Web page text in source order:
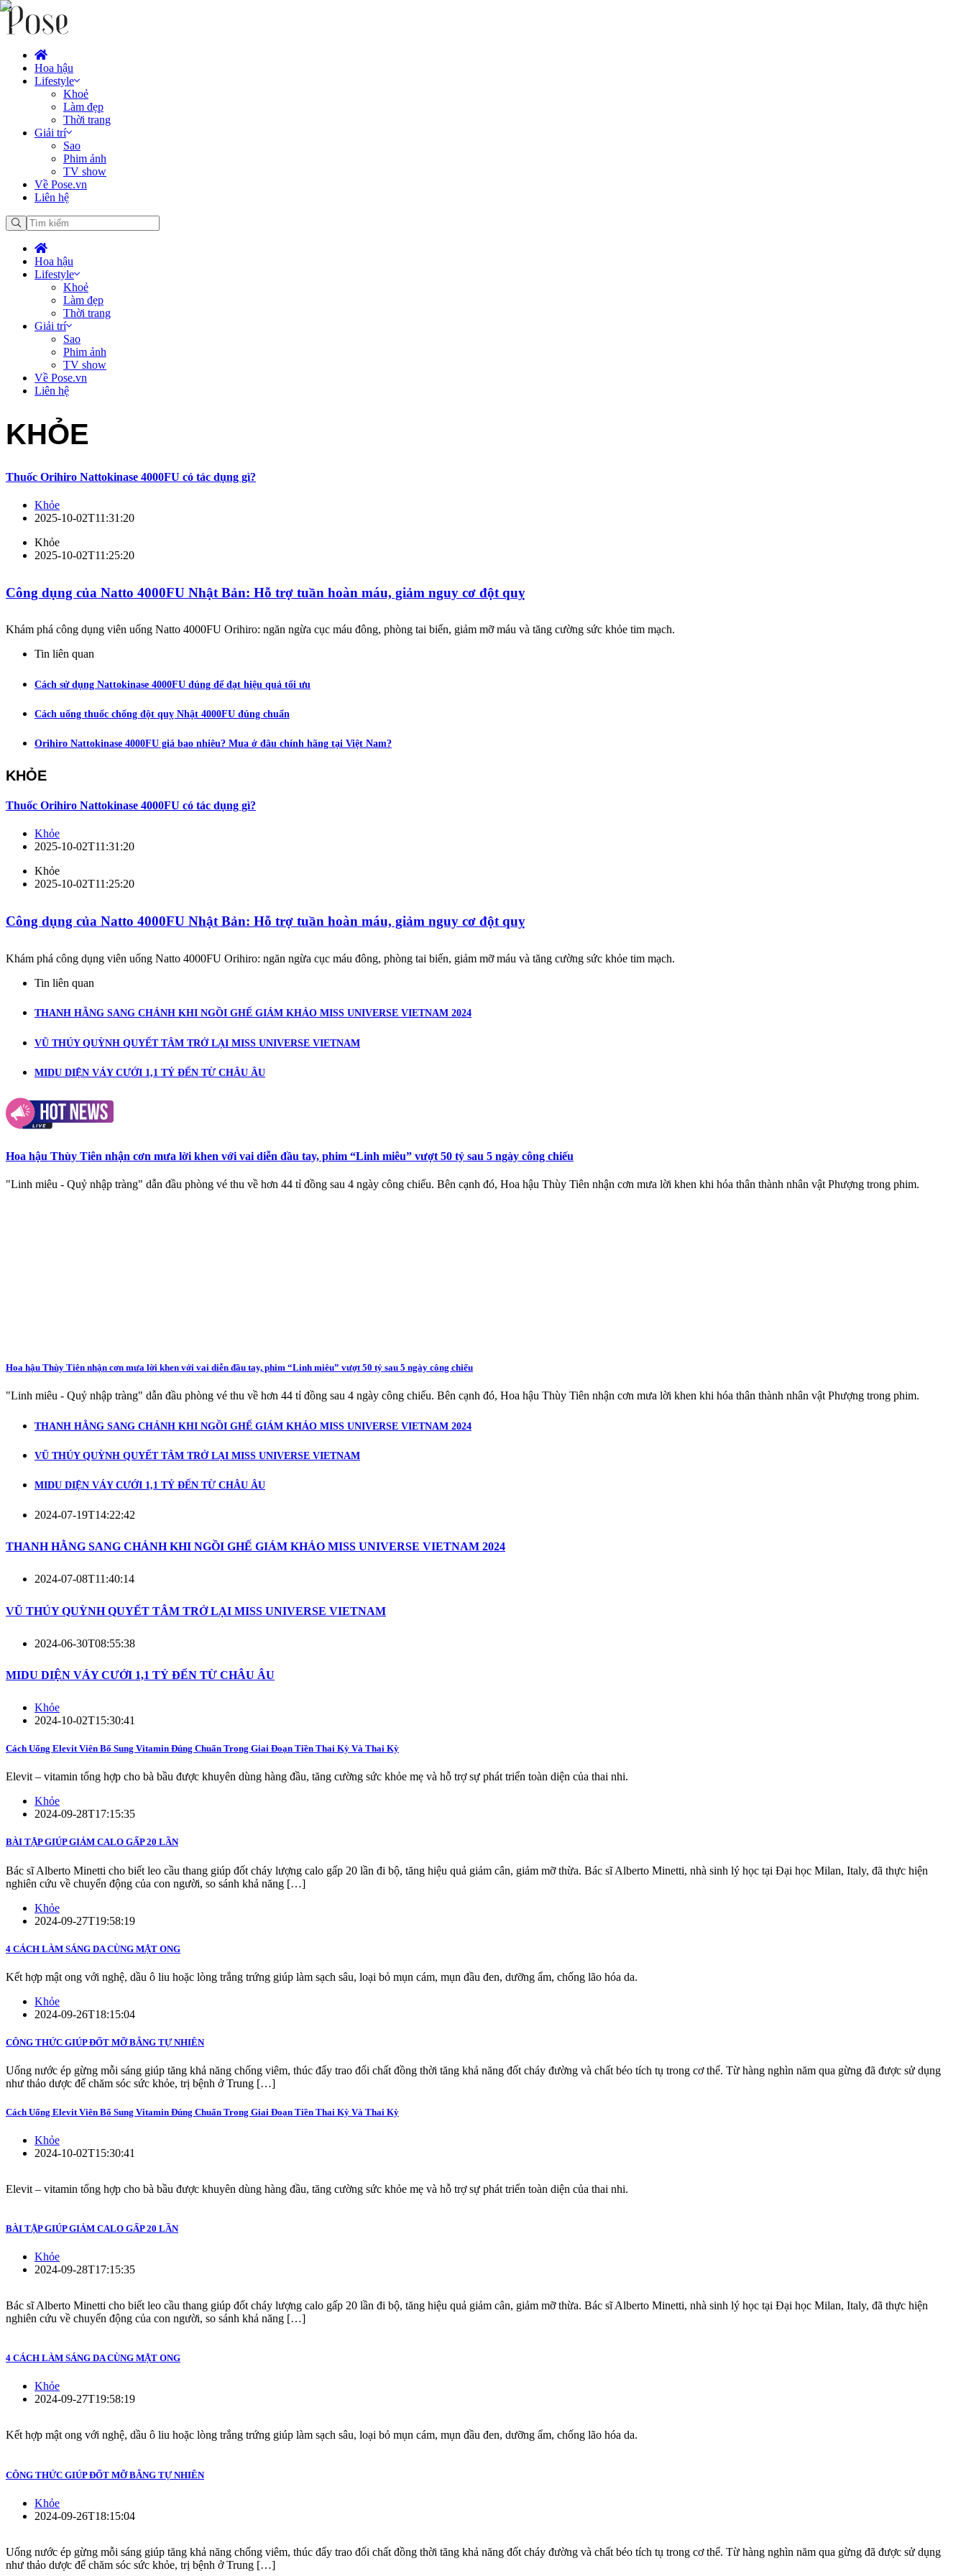
Hoa hậu
Lifestyle
Khoẻ
Làm đẹp
Thời trang
Giải trí
Sao
Phim ảnh
TV show
Về Pose.vn
Liên hệ
Hoa hậu
Lifestyle
Khoẻ
Làm đẹp
Thời trang
Giải trí
Sao
Phim ảnh
TV show
Về Pose.vn
Liên hệ
KHỎE
Thuốc Orihiro Nattokinase 4000FU có tác dụng gì?
Khỏe
2025-10-02T11:31:20
Khỏe
2025-10-02T11:25:20
Công dụng của Natto 4000FU Nhật Bản: Hỗ trợ tuần hoàn máu, giảm nguy cơ đột quỵ
Khám phá công dụng viên uống Natto 4000FU Orihiro: ngăn ngừa cục máu đông, phòng tai biến, giảm mỡ máu và tăng cường sức khỏe tim mạch.
Tin liên quan
Cách sử dụng Nattokinase 4000FU đúng để đạt hiệu quả tối ưu
Cách uống thuốc chống đột quỵ Nhật 4000FU đúng chuẩn
Orihiro Nattokinase 4000FU giá bao nhiêu? Mua ở đâu chính hãng tại Việt Nam?
KHỎE
Thuốc Orihiro Nattokinase 4000FU có tác dụng gì?
Khỏe
2025-10-02T11:31:20
Khỏe
2025-10-02T11:25:20
Công dụng của Natto 4000FU Nhật Bản: Hỗ trợ tuần hoàn máu, giảm nguy cơ đột quỵ
Khám phá công dụng viên uống Natto 4000FU Orihiro: ngăn ngừa cục máu đông, phòng tai biến, giảm mỡ máu và tăng cường sức khỏe tim mạch.
Tin liên quan
THANH HẰNG SANG CHẢNH KHI NGỒI GHẾ GIÁM KHẢO MISS UNIVERSE VIETNAM 2024
VŨ THÚY QUỲNH QUYẾT TÂM TRỞ LẠI MISS UNIVERSE VIETNAM
MIDU DIỆN VÁY CƯỚI 1,1 TỶ ĐẾN TỪ CHÂU ÂU
Hoa hậu Thùy Tiên nhận cơn mưa lời khen với vai diễn đầu tay, phim “Linh miêu” vượt 50 tỷ sau 5 ngày công chiếu
"Linh miêu - Quỷ nhập tràng" dẫn đầu phòng vé thu về hơn 44 tỉ đồng sau 4 ngày công chiếu. Bên cạnh đó, Hoa hậu Thùy Tiên nhận cơn mưa lời khen khi hóa thân thành nhân vật Phượng trong phim.
Hoa hậu Thùy Tiên nhận cơn mưa lời khen với vai diễn đầu tay, phim “Linh miêu” vượt 50 tỷ sau 5 ngày công chiếu
"Linh miêu - Quỷ nhập tràng" dẫn đầu phòng vé thu về hơn 44 tỉ đồng sau 4 ngày công chiếu. Bên cạnh đó, Hoa hậu Thùy Tiên nhận cơn mưa lời khen khi hóa thân thành nhân vật Phượng trong phim.
THANH HẰNG SANG CHẢNH KHI NGỒI GHẾ GIÁM KHẢO MISS UNIVERSE VIETNAM 2024
VŨ THÚY QUỲNH QUYẾT TÂM TRỞ LẠI MISS UNIVERSE VIETNAM
MIDU DIỆN VÁY CƯỚI 1,1 TỶ ĐẾN TỪ CHÂU ÂU
2024-07-19T14:22:42
THANH HẰNG SANG CHẢNH KHI NGỒI GHẾ GIÁM KHẢO MISS UNIVERSE VIETNAM 2024
2024-07-08T11:40:14
VŨ THÚY QUỲNH QUYẾT TÂM TRỞ LẠI MISS UNIVERSE VIETNAM
2024-06-30T08:55:38
MIDU DIỆN VÁY CƯỚI 1,1 TỶ ĐẾN TỪ CHÂU ÂU
Khỏe
2024-10-02T15:30:41
Cách Uống Elevit Viên Bổ Sung Vitamin Đúng Chuẩn Trong Giai Đoạn Tiền Thai Kỳ Và Thai Kỳ
Elevit – vitamin tổng hợp cho bà bầu được khuyên dùng hàng đầu, tăng cường sức khỏe mẹ và hỗ trợ sự phát triển toàn diện của thai nhi.
Khỏe
2024-09-28T17:15:35
BÀI TẬP GIÚP GIẢM CALO GẤP 20 LẦN
Bác sĩ Alberto Minetti cho biết leo cầu thang giúp đốt cháy lượng calo gấp 20 lần đi bộ, tăng hiệu quả giảm cân, giảm mỡ thừa. Bác sĩ Alberto Minetti, nhà sinh lý học tại Đại học Milan, Italy, đã thực hiện
nghiên cứu về chuyển động của con người, so sánh khả năng […]
Khỏe
2024-09-27T19:58:19
4 CÁCH LÀM SÁNG DA CÙNG MẬT ONG
Kết hợp mật ong với nghệ, dầu ô liu hoặc lòng trắng trứng giúp làm sạch sâu, loại bỏ mụn cám, mụn đầu đen, dưỡng ẩm, chống lão hóa da.
Khỏe
2024-09-26T18:15:04
CÔNG THỨC GIÚP ĐỐT MỠ BẰNG TỰ NHIÊN
Uống nước ép gừng mỗi sáng giúp tăng khả năng chống viêm, thúc đẩy trao đổi chất đồng thời tăng khả năng đốt cháy đường và chất béo tích tụ trong cơ thể. Từ hàng nghìn năm qua gừng đã được sử dụng
như thảo dược để chăm sóc sức khỏe, trị bệnh ở Trung […]
Cách Uống Elevit Viên Bổ Sung Vitamin Đúng Chuẩn Trong Giai Đoạn Tiền Thai Kỳ Và Thai Kỳ
Khỏe
2024-10-02T15:30:41
Elevit – vitamin tổng hợp cho bà bầu được khuyên dùng hàng đầu, tăng cường sức khỏe mẹ và hỗ trợ sự phát triển toàn diện của thai nhi.
BÀI TẬP GIÚP GIẢM CALO GẤP 20 LẦN
Khỏe
2024-09-28T17:15:35
Bác sĩ Alberto Minetti cho biết leo cầu thang giúp đốt cháy lượng calo gấp 20 lần đi bộ, tăng hiệu quả giảm cân, giảm mỡ thừa. Bác sĩ Alberto Minetti, nhà sinh lý học tại Đại học Milan, Italy, đã thực hiện
nghiên cứu về chuyển động của con người, so sánh khả năng […]
4 CÁCH LÀM SÁNG DA CÙNG MẬT ONG
Khỏe
2024-09-27T19:58:19
Kết hợp mật ong với nghệ, dầu ô liu hoặc lòng trắng trứng giúp làm sạch sâu, loại bỏ mụn cám, mụn đầu đen, dưỡng ẩm, chống lão hóa da.
CÔNG THỨC GIÚP ĐỐT MỠ BẰNG TỰ NHIÊN
Khỏe
2024-09-26T18:15:04
Uống nước ép gừng mỗi sáng giúp tăng khả năng chống viêm, thúc đẩy trao đổi chất đồng thời tăng khả năng đốt cháy đường và chất béo tích tụ trong cơ thể. Từ hàng nghìn năm qua gừng đã được sử dụng
như thảo dược để chăm sóc sức khỏe, trị bệnh ở Trung […]